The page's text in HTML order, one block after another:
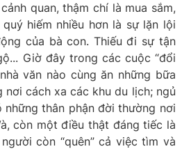
quan, thậm chí là mua sắm,
hiếm nhiều hơn là sự lặn lội
của bà con. Thiếu đi sự tận
Giờ đây trong các cuộc “đổi
văn nào cùng ăn những bữa
nơi cách xa các khu du lịch; ngủ
những thân phận đời thường nơi
còn một điều thật đáng tiếc là
còn “quên” cả việc tìm và